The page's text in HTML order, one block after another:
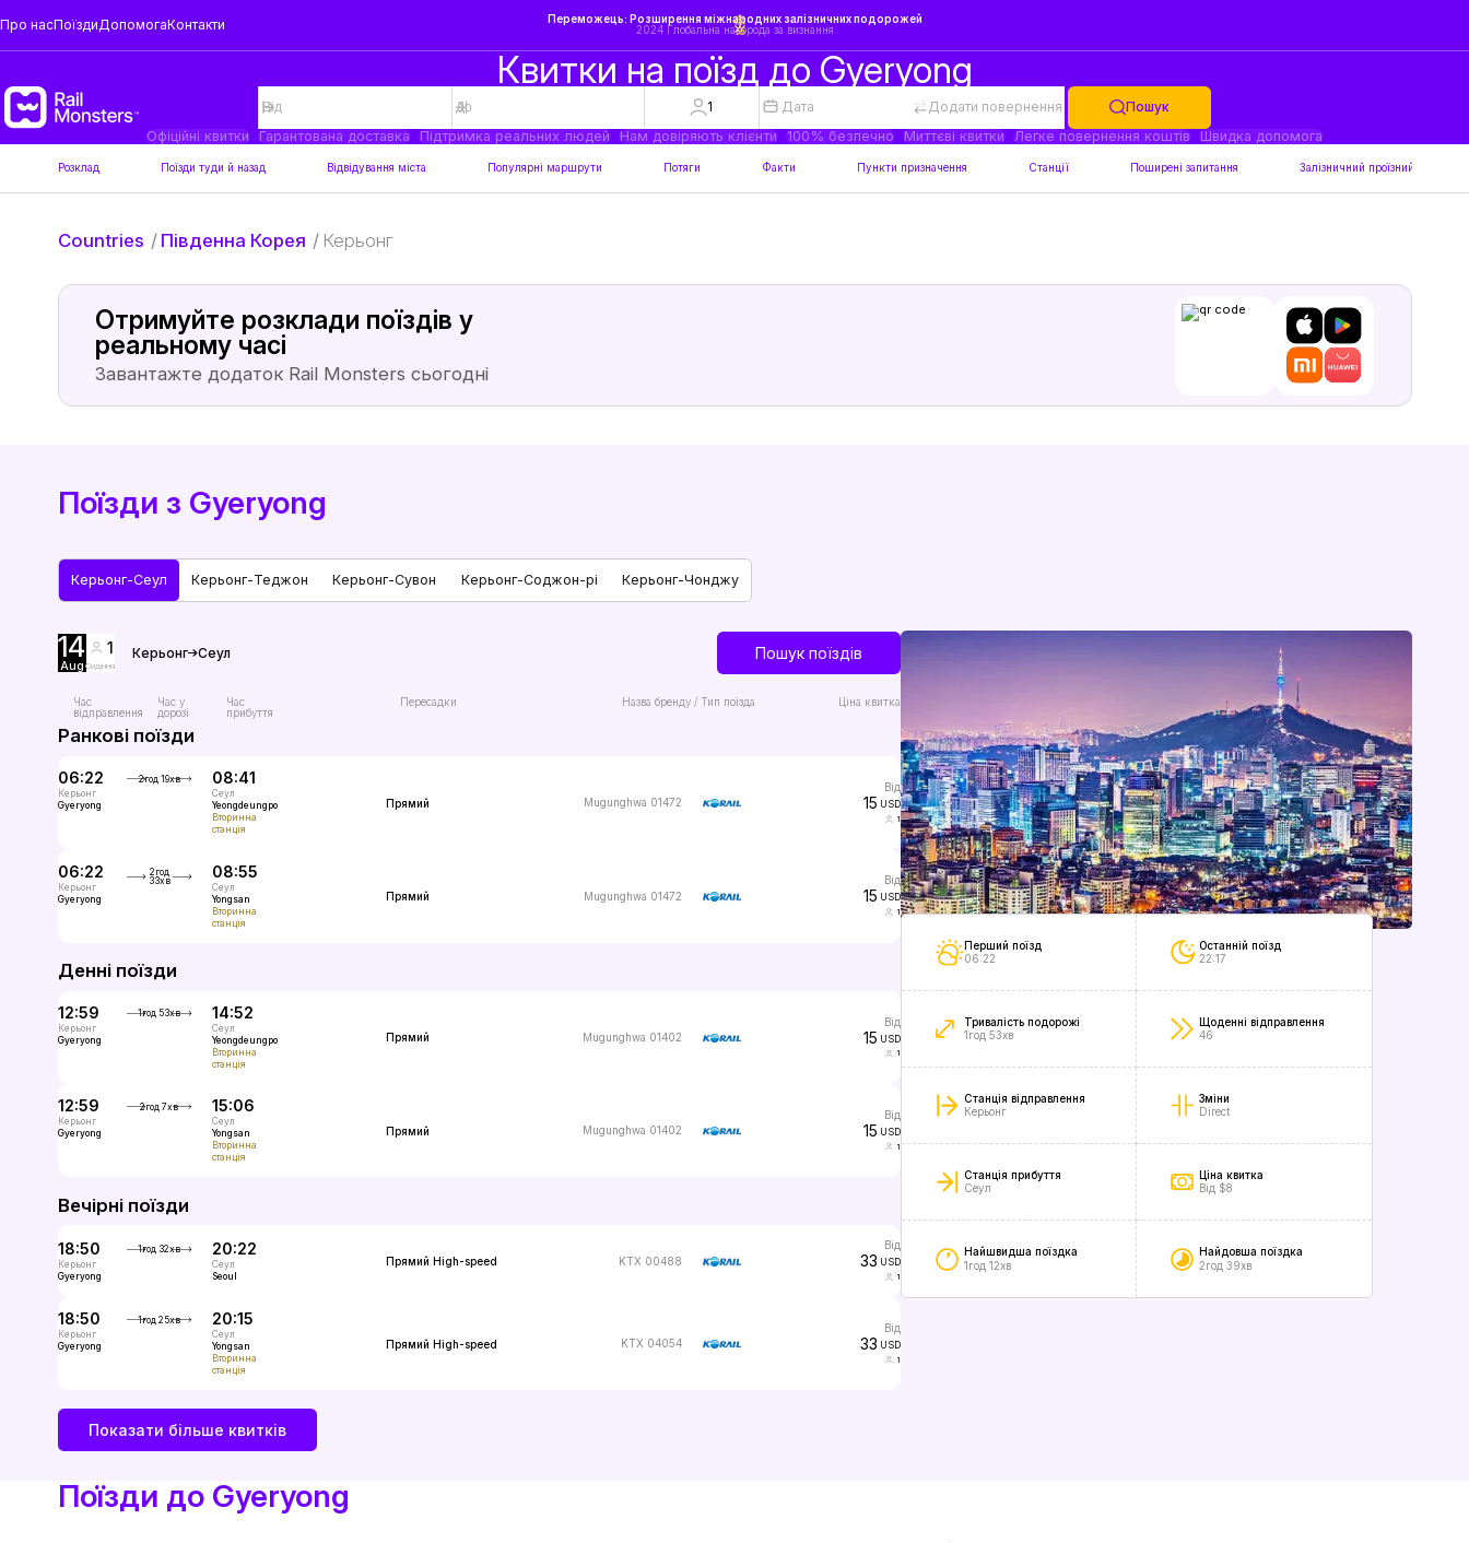
Про насПоїздиДопомогаКонтакти
Переможець: Розширення міжнародних залізничних подорожей
2024 Глобальна нагорода за визнання
Квитки на поїзд до Gyeryong
1 Дата Додати повернення
Пошук
Офіційні квитки
Гарантована доставка Підтримка реальних людей Нам довіряють клієнти 100% безпечно Миттєві квитки Легке повернення коштів Швидка допомога
Розклад Поїзди туди й назад Відвідування міста Популярні маршрути Потяги Факти Пункти призначення Станції Поширені запитання Залізничний проїзний
Countries / Південна Корея / Керьонг
Отримуйте розклади поїздів у
реальному часі
Завантажте додаток Rail Monsters сьогодні
Поїзди з Gyeryong
Керьонг-Сеул Керьонг-Теджон Керьонг-Сувон Керьонг-Соджон-рі Керьонг-Чонджу
14
Aug
1
Сидіння
Керьонг Сеул Пошук поїздів
Час
відправлення
Час у
дорозі
Час
прибуття
Пересадки Назва бренду / Тип поїзда Ціна квитка
Ранкові поїзди
06:22
Керьонг
Gyeryong
2год 19хв 08:41
Сеул
Yeongdeungpo
Вторинна
станція
Прямий Mugunghwa 01472
від
15 USD
1
06:22
Керьонг
Gyeryong
2год
33хв
08:55
Сеул
Yongsan
Вторинна
станція
Прямий Mugunghwa 01472
від
15 USD
1
Денні поїзди
12:59
Керьонг
Gyeryong
1год 53хв 14:52
Сеул
Yeongdeungpo
Вторинна
станція
Прямий Mugunghwa 01402
від
15 USD
1
12:59
Керьонг
Gyeryong
2год 7хв 15:06
Сеул
Yongsan
Вторинна
станція
Прямий Mugunghwa 01402
від
15 USD
1
Вечірні поїзди
18:50
Керьонг
Gyeryong
1год 32хв 20:22
Сеул
Seoul
Прямий High-speed KTX 00488
від
33 USD
1
18:50
Керьонг
Gyeryong
1год 25хв 20:15
Сеул
Yongsan
Вторинна
станція
Прямий High-speed KTX 04054
від
33 USD
1
Показати більше квитків
Перший поїзд
06:22
Останній поїзд
22:17
Тривалість подорожі
1год 53хв
Щоденні відправлення
46
Станція відправлення
Керьонг
Зміни
Direct
Станція прибуття
Сеул
Ціна квитка
Від $8
Найшвидша поїздка
1год 12хв
Найдовша поїздка
2год 39хв
Поїзди до Gyeryong